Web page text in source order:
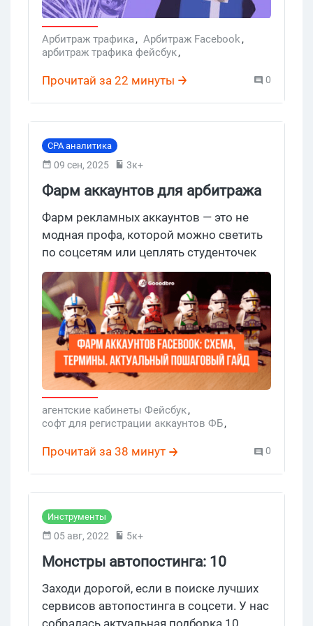
Арбитраж трафика, Арбитраж Facebook,
арбитраж трафика фейсбук,
Арбитраж TikTok
Прочитай за 22 минуты 0
CPA аналитика
09 сен, 2025 3к+
Фарм аккаунтов для арбитража
Facebook. +БОНУС! Пошаговый
гайд по фарму в 2026
Фарм рекламных аккаунтов — это не
модная профа, которой можно светить
по соцсетям или цеплять студенточек
понтами, фармер аккаунтов удаленно —
это грязная техничка, рутина и работа на
износ, в которой деньги водятся всегда.
Ведь аккаунты, действительно
качественно прогретые аккаунты
Фейсбук — это кислород для любого
арбитражника. Разбираем по полочках,
как фармить аккаунты в 2026, какой
софт и расходники выбрать, как
повысить траст фарм аккаунтов
Фейсбук.
агентские кабинеты Фейсбук,
софт для регистрации аккаунтов ФБ,
магазин аккаунтов социальных сетей
агентские аккаунты ФБ,
Агентские аккаунты для арбитража,
Купить фарм аккаунт Фейсбук
Прочитай за 38 минут 0
Инструменты
05 авг, 2022 5к+
Монстры автопостинга: 10
инструментов ленивого
редактора, SMMщика,
Заходи дорогой, если в поиске лучших
сервисов автопостинга в соцсети. У нас